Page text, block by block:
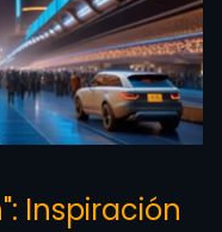
Inspiración